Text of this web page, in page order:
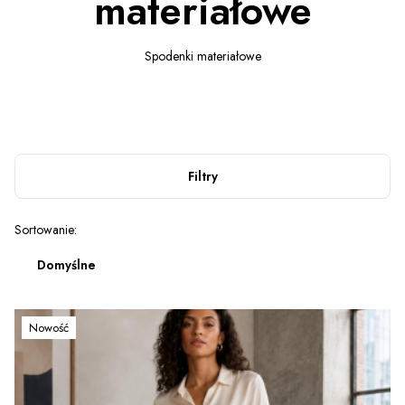
Spodenki materiałowe
Filtry
Lista produktów
Sortowanie:
Domyślne
Nowość